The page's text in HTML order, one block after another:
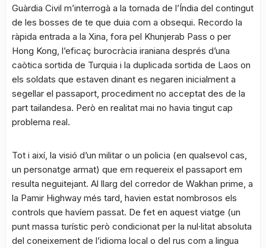
Guàrdia Civil m’interrogà a la tornada de l’Índia del contingut
de les bosses de te que duia com a obsequi. Recordo la
ràpida entrada a la Xina, fora pel Khunjerab Pass o per
Hong Kong, l’eficaç burocràcia iraniana després d’una
caòtica sortida de Turquia i la duplicada sortida de Laos on
els soldats que estaven dinant es negaren inicialment a
segellar el passaport, procediment no acceptat des de la
part tailandesa. Però en realitat mai no havia tingut cap
problema real.
Tot i així, la visió d’un militar o un policia (en qualsevol cas,
un personatge armat) que em requereix el passaport em
resulta neguitejant. Al llarg del corredor de Wakhan prime, a
la Pamir Highway més tard, havien estat nombrosos els
controls que havíem passat. De fet en aquest viatge (un
punt massa turístic però condicionat per la nul·litat absoluta
del coneixement de l’idioma local o del rus com a lingua